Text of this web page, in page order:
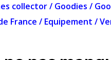
collector/ Goodies /
France / Equipement /